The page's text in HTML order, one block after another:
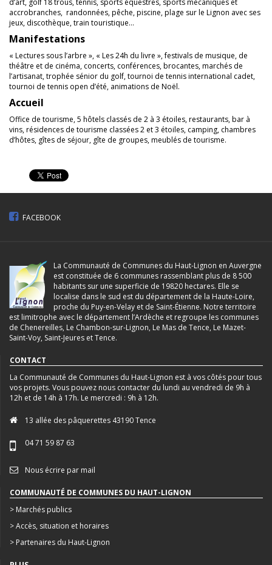
d’art, golf 18 trous, tennis, sports équestres, sports mécaniques et
accrobranches, randonnées, pêche, piscine, plage sur le Lignon avec ses
jeux, discothèque, train touristique…
Manifestations
« Lectures sous l’arbre », « Les 24h du livre », festivals de musique, de
théâtre et de cinéma, concerts, conférences, brocantes, marchés de
l’artisanat, trophée sénior du golf, tournoi de tennis international cadet,
tournoi de tennis open d’été, animations de Noël.
Accueil
Office de tourisme, 5 hôtels classés de 2 à 3 étoiles, restaurants, bar à
vins, résidences de tourisme classées 2 et 3 étoiles, camping, chambres
d’hôtes, gîtes de séjour, gîte de groupes, meublés de tourisme.
FACEBOOK
La Communauté de Communes du Haut-Lignon en Auvergne
est constituée de 6 communes rassemblant plus de 8 500
habitants sur une superficie de 19820 hectares. Elle se
localise dans le sud est du département de la Haute-Loire,
proche du Puy-en-Velay et de Saint-Étienne. Notre territoire
est limitrophe avec le département l’Ardèche et regroupe les communes
de Chenereilles, Le Chambon-sur-Lignon, Le Mas de Tence, Le Mazet-
Saint-Voy, Saint-Jeures et Tence.
CONTACT
La Communauté de Communes du Haut-Lignon est à vos côtés pour tous
vos projets. Vous pouvez nous contacter du lundi au vendredi de 9h à
12h et de 14h à 17h. Le mercredi : 9h à 12h.
13 allée des pâquerettes 43190 Tence
04 71 59 87 63
Nous écrire par mail
COMMUNAUTÉ DE COMMUNES DU HAUT-LIGNON
> Marchés publics
> Accès, situation et horaires
> Partenaires du Haut-Lignon